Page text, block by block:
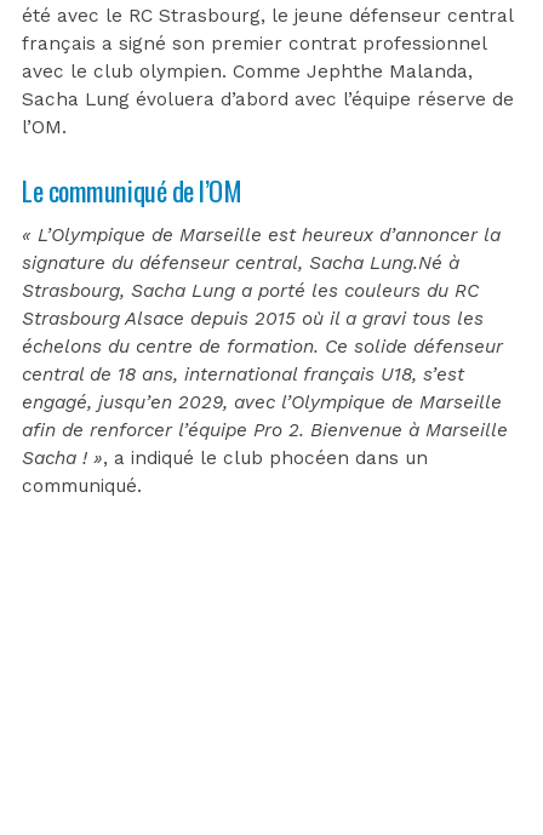
été avec le RC Strasbourg, le jeune défenseur central
français a signé son premier contrat professionnel
avec le club olympien. Comme Jephthe Malanda,
Sacha Lung évoluera d’abord avec l’équipe réserve de
l’OM.
Le communiqué de l’OM
« L’Olympique de Marseille est heureux d’annoncer la
signature du défenseur central, Sacha Lung.Né à
Strasbourg, Sacha Lung a porté les couleurs du RC
Strasbourg Alsace depuis 2015 où il a gravi tous les
échelons du centre de formation. Ce solide défenseur
central de 18 ans, international français U18, s’est
engagé, jusqu’en 2029, avec l’Olympique de Marseille
afin de renforcer l’équipe Pro 2. Bienvenue à Marseille
Sacha ! », a indiqué le club phocéen dans un
communiqué.